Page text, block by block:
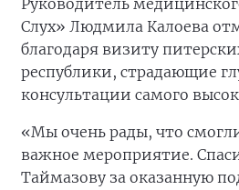
Руководитель
Слух» Людмила Калоева
благодаря визиту
республики, страдающие
консультации самого
«Мы очень рады, что
важное мероприятие.
Таймазову за оказанную